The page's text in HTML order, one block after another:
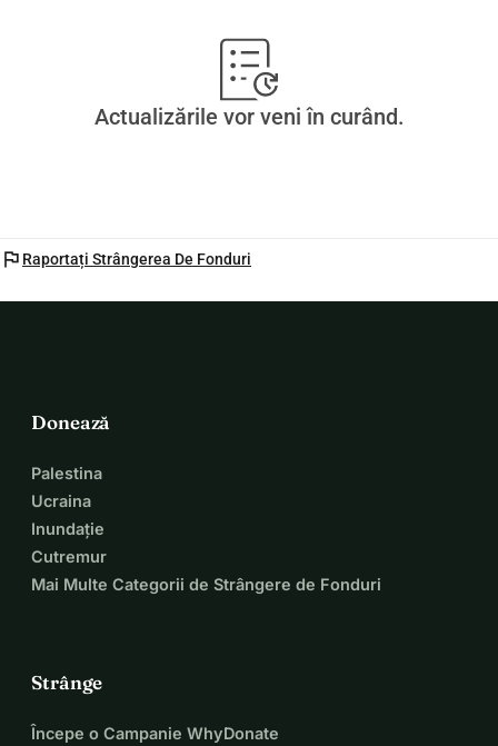
Actualizările vor veni în curând.
flag Raportați Strângerea De Fonduri
Donează
Palestina
Ucraina
Inundație
Cutremur
Mai Multe Categorii de Strângere de Fonduri
Strânge
Începe o Campanie WhyDonate